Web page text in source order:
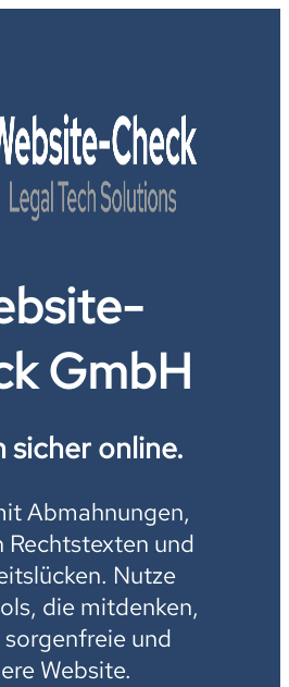
GmbH
sicher online.
Abmahnungen,
und
Nutze
die mitdenken,
und
Website.